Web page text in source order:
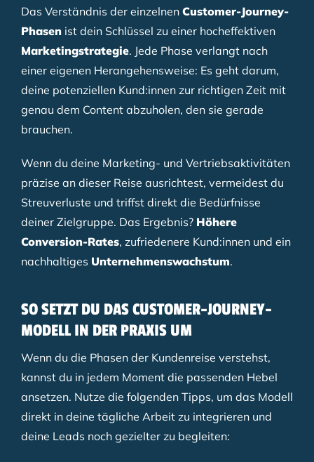
Das Verständnis der einzelnen Customer-Journey-
Phasen ist dein Schlüssel zu einer hocheffektiven
Marketingstrategie. Jede Phase verlangt nach
einer eigenen Herangehensweise: Es geht darum,
deine potenziellen Kund:innen zur richtigen Zeit mit
genau dem Content abzuholen, den sie gerade
brauchen.
Wenn du deine Marketing- und Vertriebsaktivitäten
präzise an dieser Reise ausrichtest, vermeidest du
Streuverluste und triffst direkt die Bedürfnisse
deiner Zielgruppe. Das Ergebnis? Höhere
Conversion-Rates, zufriedenere Kund:innen und ein
nachhaltiges Unternehmenswachstum.
SO SETZT DU DAS CUSTOMER-JOURNEY-
MODELL IN DER PRAXIS UM
Wenn du die Phasen der Kundenreise verstehst,
kannst du in jedem Moment die passenden Hebel
ansetzen. Nutze die folgenden Tipps, um das Modell
direkt in deine tägliche Arbeit zu integrieren und
deine Leads noch gezielter zu begleiten: